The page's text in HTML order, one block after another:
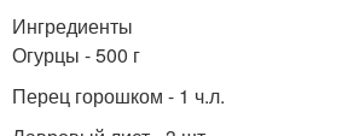
Ингредиенты
Огурцы - 500 г
Перец горошком - 1 ч.л.